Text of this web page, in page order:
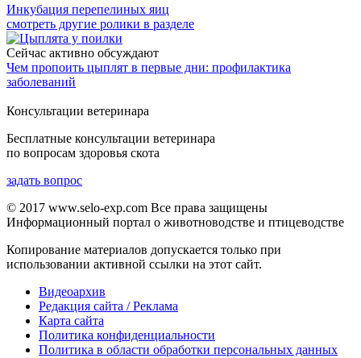
Инкубация перепелиных яиц
смотреть другие ролики в разделе
Сейчас активно обсуждают
Чем пропоить цыплят в первые дни: профилактика
заболеваний
Консультации ветеринара
Бесплатные консультации ветеринара
по вопросам здоровья скота
задать вопрос
© 2017 www.selo-exp.com Все права защищены
Информационный портал о животноводстве и птицеводстве
Копирование материалов допускается только при
использовании активной ссылки на этот сайт.
Видеоархив
Редакция сайта / Реклама
Карта сайта
Политика конфиденциальности
Политика в области обработки персональных данных